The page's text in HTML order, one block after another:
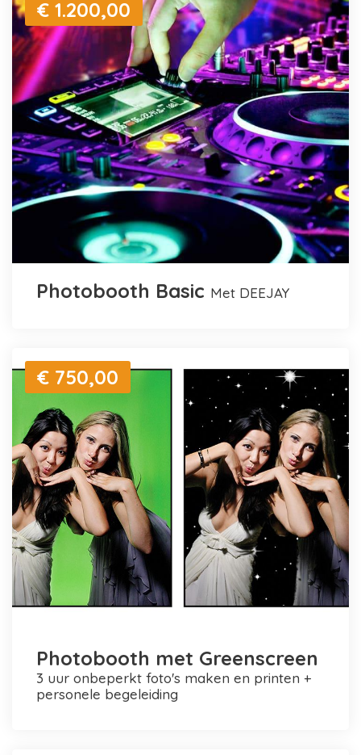
€ 1.200,00
Photobooth Basic met DEEJAY
€ 750,00
Photobooth met Greenscreen
3 uur onbeperkt foto's maken en printen +
personele begeleiding